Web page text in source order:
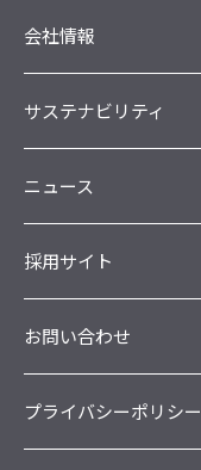
会社情報
サステナビリティ
ニュース
採用サイト
お問い合わせ
プライバシーポリシー